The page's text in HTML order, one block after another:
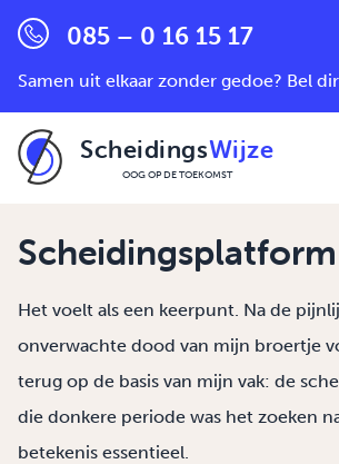
085 – 0 16 15 17
Samen uit elkaar zonder gedoe? Bel
ScheidingsWijze
OOG OP DE TOEKOMST
Scheidingsplatform
Het voelt als een keerpunt. Na de
onverwachte dood van mijn broertje
terug op de basis van mijn vak: de
die donkere periode was het zoeken
betekenis essentieel.